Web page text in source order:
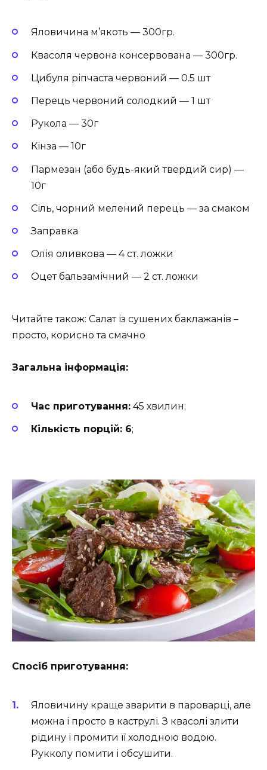
Яловичина м’якоть — 300гр.
Квасоля червона консервована — 300гр.
Цибуля ріпчаста червоний — 0.5 шт
Перець червоний солодкий — 1 шт
Рукола — 30г
Кінза — 10г
Пармезан (або будь-який твердий сир) —
10г
Сіль, чорний мелений перець — за смаком
Заправка
Олія оливкова — 4 ст. ложки
Оцет бальзамічний — 2 ст. ложки
Читайте також: Салат із сушених баклажанів –
просто, корисно та смачно
Загальна інформація:
Час приготування: 45 хвилин;
Кількість порцій: 6;
Спосіб приготування:
Яловичину краще зварити в пароварці, але
можна і просто в каструлі. З квасолі злити
рідину і промити її холодною водою.
Рукколу помити і обсушити.